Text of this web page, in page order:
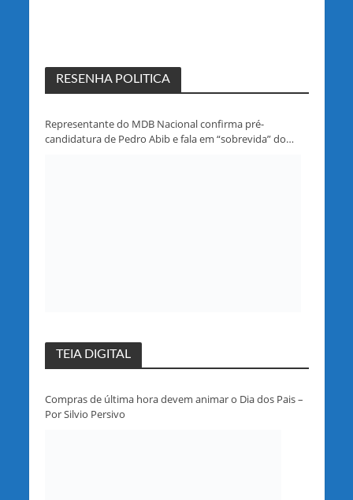
RESENHA POLITICA
Representante do MDB Nacional confirma pré-
candidatura de Pedro Abib e fala em “sobrevida” do
TEIA DIGITAL
Compras de última hora devem animar o Dia dos Pais –
Por Silvio Persivo